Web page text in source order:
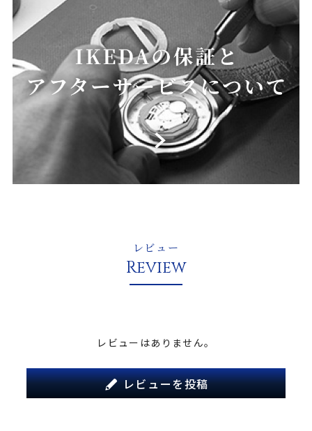
レビュー
Review
レビューはありません。
レビューを投稿